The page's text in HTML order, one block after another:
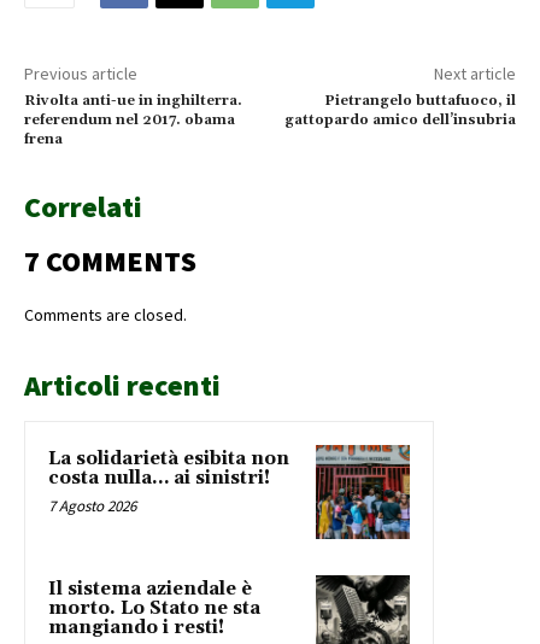
Previous article
Rivolta anti-ue in inghilterra.
referendum nel 2017. obama
frena
Next article
Pietrangelo buttafuoco, il
gattopardo amico dell’insubria
Correlati
7 COMMENTS
Comments are closed.
Articoli recenti
La solidarietà esibita non
costa nulla… ai sinistri!
7 Agosto 2026
Il sistema aziendale è
morto. Lo Stato ne sta
mangiando i resti!